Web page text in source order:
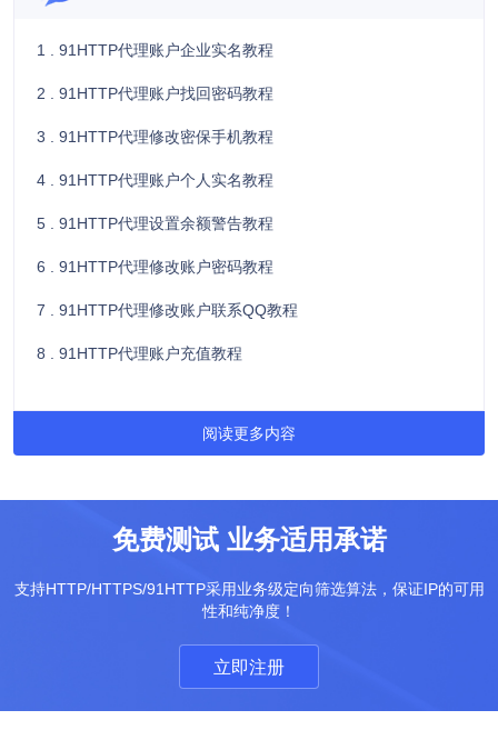
1 . 91HTTP代理账户企业实名教程
2 . 91HTTP代理账户找回密码教程
3 . 91HTTP代理修改密保手机教程
4 . 91HTTP代理账户个人实名教程
5 . 91HTTP代理设置余额警告教程
6 . 91HTTP代理修改账户密码教程
7 . 91HTTP代理修改账户联系QQ教程
8 . 91HTTP代理账户充值教程
阅读更多内容
免费测试 业务适用承诺
支持HTTP/HTTPS/91HTTP采用业务级定向筛选算法，保证IP的可用
性和纯净度！
立即注册